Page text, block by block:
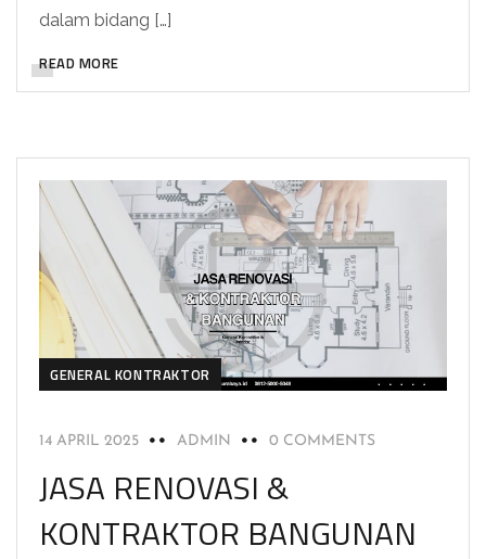
dalam bidang […]
READ MORE
GENERAL KONTRAKTOR
14 APRIL 2025 ADMIN 0 COMMENTS
JASA RENOVASI &
KONTRAKTOR BANGUNAN